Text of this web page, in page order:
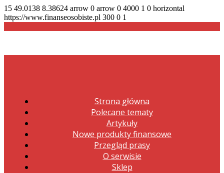
15 49.0138 8.38624 arrow 0 arrow 0 4000 1 0 horizontal
https://www.finanseosobiste.pl 300 0 1
Strona główna
Polecane tematy
Artykuły
Nowe produkty finansowe
Przegląd prasy
O serwisie
Sklep